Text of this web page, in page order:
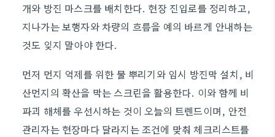
개와 방진 마스크를 배치한다. 현장 진입로를 정리하고,
지나가는 보행자와 차량의 흐름을 예의 바르게 안내하는
것도 잊지 말아야 한다.
먼저 먼지 억제를 위한 물 뿌리기와 임시 방진막 설치, 비
산먼지의 확산을 막는 스크린을 활용한다. 이와 함께 비
파괴 해체를 우선시하는 것이 오늘의 트렌드이며, 안전
관리자는 현장마다 달라지는 조건에 맞춰 체크리스트를